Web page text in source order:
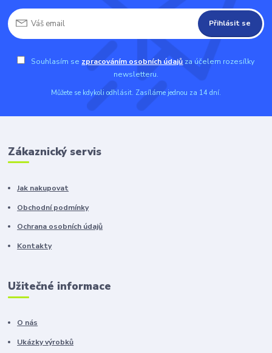
Přihlásit se
Souhlasím se zpracováním osobních údajů za účelem rozesílky
newsletteru.
Můžete se kdykoli odhlásit. Zasíláme jednou za 14 dní.
Zákaznický servis
Jak nakupovat
Obchodní podmínky
Ochrana osobních údajů
Kontakty
Užitečné informace
O nás
Ukázky výrobků